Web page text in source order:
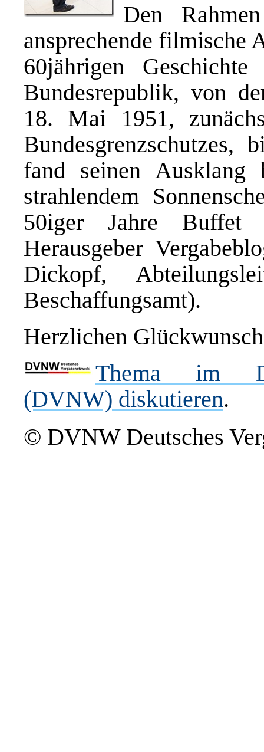
Den
ansprechende filmische
60jährigen
Bundesrepublik, von
18. Mai 1951,
Bundesgrenzschutzes,
fand seinen Ausklang
strahlendem
50iger Jahre
Herausgeber
Dickopf,
Beschaffungsamt).
Herzlichen
Thema im
(DVNW) diskutieren.